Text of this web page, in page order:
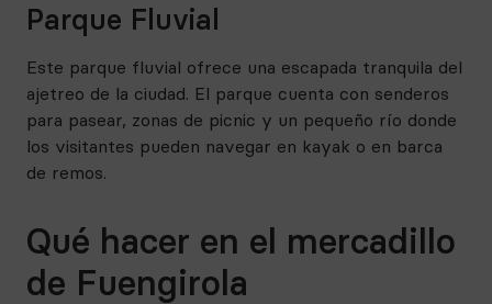
Parque Fluvial
Este parque fluvial ofrece una escapada tranquila del
ajetreo de la ciudad. El parque cuenta con senderos
para pasear, zonas de picnic y un pequeño río donde
los visitantes pueden navegar en kayak o en barca
de remos.
Qué hacer en el mercadillo
de Fuengirola